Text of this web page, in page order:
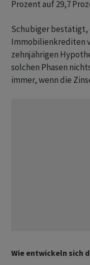
Prozent auf 29,7
Schubiger bestätigt,
Immobilienkrediten
zehnjährigen
solchen Phasen
immer, wenn die
Wie entwickeln sich